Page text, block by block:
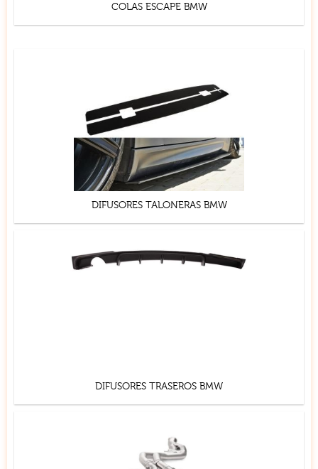
COLAS ESCAPE BMW
DIFUSORES TALONERAS BMW
DIFUSORES TRASEROS BMW